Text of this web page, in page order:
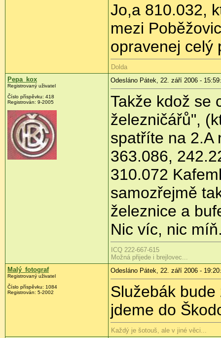
Jo,a 810.032,
mezi
opravenej celý
Dolda
Pepa_kox
Registrovaný uživatel
Číslo příspěvku: 418
Registrován: 9-2005
Odesláno Pátek, 22. září 2006 - 15:59
Takže kdož se
železničářů",
spatříte na 2.A
363.086,
310.072
samozřejmě
železnice a
Nic víc, nic
ICQ 222-667-615
Možná přijede i brejlovec...
Malý_fotograf
Registrovaný uživatel
Číslo příspěvku: 1084
Registrován: 5-2002
Odesláno Pátek, 22. září 2006 - 19:20
Služebák
jdeme do
Každý je šotouš, ale v jiné věci...